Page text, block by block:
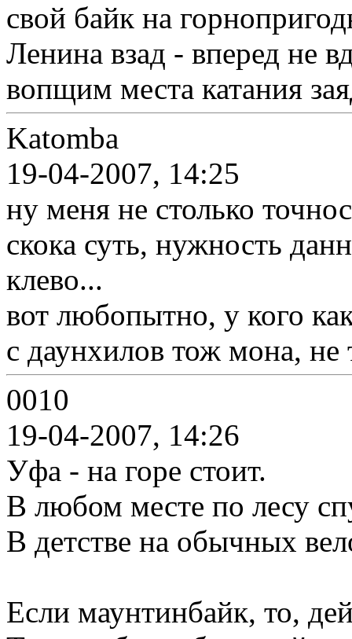
свой байк на
Ленина взад - вперед не
вопщим места катания
Katomba
19-04-2007, 14:25
ну меня не столько
скока суть, нужность
клево...
вот любопытно, у кого
с даунхилов тож мона, не
0010
19-04-2007, 14:26
Уфа - на горе стоит.
В любом месте по лесу
В детстве на обычных
Если маунтинбайк, то,